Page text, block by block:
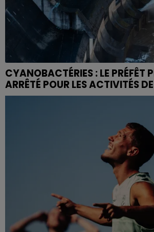
CYANOBACTÉRIES : LE PRÉFÊT
ARRÊTÉ POUR LES ACTIVITÉS